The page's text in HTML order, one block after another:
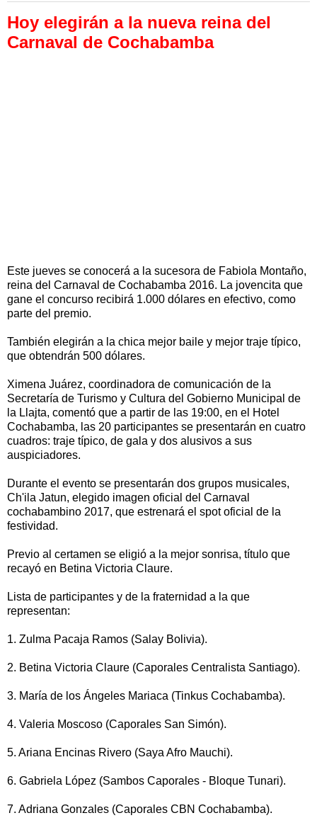
Hoy elegirán a la nueva reina del
Carnaval de Cochabamba
Este jueves se conocerá a la sucesora de Fabiola Montaño,
reina del Carnaval de Cochabamba 2016. La jovencita que
gane el concurso recibirá 1.000 dólares en efectivo, como
parte del premio.
También elegirán a la chica mejor baile y mejor traje típico,
que obtendrán 500 dólares.
Ximena Juárez, coordinadora de comunicación de la
Secretaría de Turismo y Cultura del Gobierno Municipal de
la Llajta, comentó que a partir de las 19:00, en el Hotel
Cochabamba, las 20 participantes se presentarán en cuatro
cuadros: traje típico, de gala y dos alusivos a sus
auspiciadores.
Durante el evento se presentarán dos grupos musicales,
Ch'ila Jatun, elegido imagen oficial del Carnaval
cochabambino 2017, que estrenará el spot oficial de la
festividad.
Previo al certamen se eligió a la mejor sonrisa, título que
recayó en Betina Victoria Claure.
Lista de participantes y de la fraternidad a la que
representan:
1. Zulma Pacaja Ramos (Salay Bolivia).
2. Betina Victoria Claure (Caporales Centralista Santiago).
3. María de los Ángeles Mariaca (Tinkus Cochabamba).
4. Valeria Moscoso (Caporales San Simón).
5. Ariana Encinas Rivero (Saya Afro Mauchi).
6. Gabriela López (Sambos Caporales - Bloque Tunari).
7. Adriana Gonzales (Caporales CBN Cochabamba).